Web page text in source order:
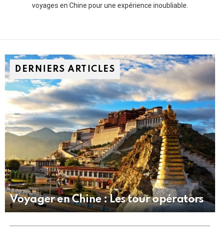
voyages en Chine pour une expérience inoubliable.
DERNIERS ARTICLES
Voyager en Chine : Les tour opérators